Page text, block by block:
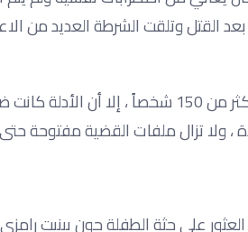
القتل وتلقت الشرطة العديد من
وعلى الرغم من أن الشرطة استجوبت أكثر
، ولا تزال ملفات القضية مفتوحة